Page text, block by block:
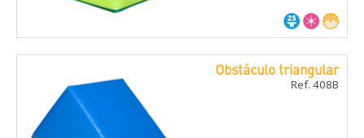
Obstáculo triangular
Ref. 408B